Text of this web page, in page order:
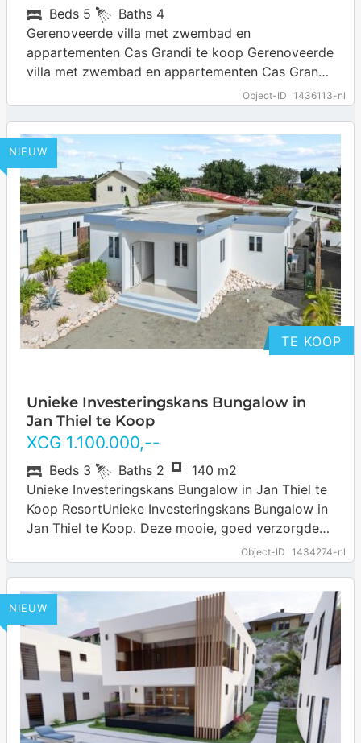
Object-ID 1436113-nl
Beds 5 Baths 4
Gerenoveerde villa met zwembad en
appartementen Cas Grandi te koop Gerenoveerde
villa met zwembad en appartementen Cas Grandi
te koop. Deze villa is gelegen in de buurt Cas…
… more
NIEUW
TE KOOP
Unieke Investeringskans Bungalow in
Jan Thiel te Koop
XCG 1.100.000,--
Object-ID 1434274-nl
Beds 3 Baths 2
140 m2
Unieke Investeringskans Bungalow in Jan Thiel te
Koop ResortUnieke Investeringskans Bungalow in
Jan Thiel te Koop. Deze mooie, goed verzorgde
bungalow is gelegen op het Flamingo Lake
resort…… more
NIEUW